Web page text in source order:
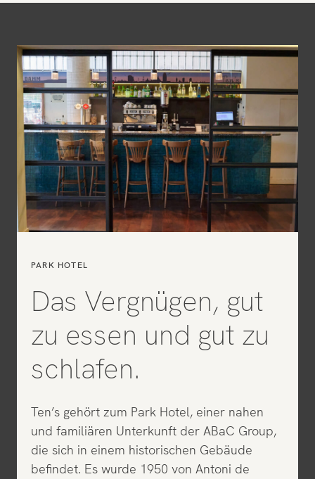
PARK HOTEL
Das Vergnügen, gut
zu essen und gut zu
schlafen.
Ten’s gehört zum Park Hotel, einer nahen
und familiären Unterkunft der ABaC Group,
die sich in einem historischen Gebäude
befindet. Es wurde 1950 von Antoni de